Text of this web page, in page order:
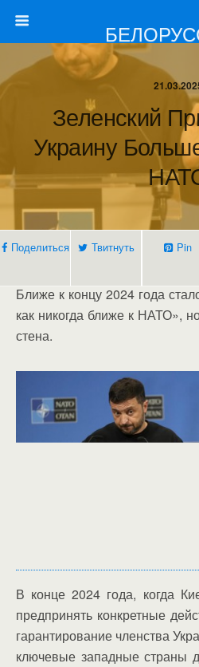
Зеленский
Украину
Поделиться Твитнуть Pin
Ближе к концу 2024 года
как никогда ближе к НАТО»,
стена.
В конце 2024 года, когда
предпринять конкретные
гарантирование членства
ключевые западные страны